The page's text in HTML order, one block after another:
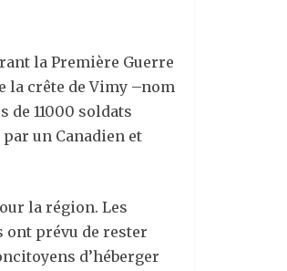
la Première Guerre
la crête de Vimy –nom
11000 soldats
un Canadien et
la région. Les
ont prévu de rester
d’héberger